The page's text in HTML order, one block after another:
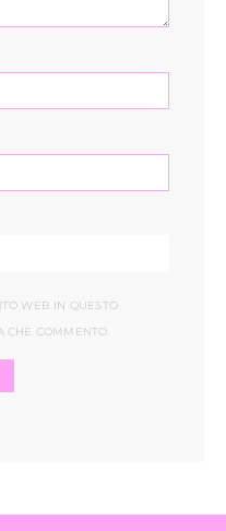
WEB IN QUESTO
CHE COMMENTO.